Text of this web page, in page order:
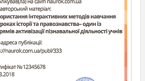
читати, ви втратите увагу ау-
читати вголос. Слайди потрібні для
але не для публікації основної
значення. Замість грізних закликів